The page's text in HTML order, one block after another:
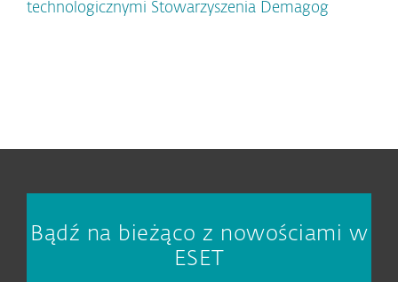
technologicznymi Stowarzyszenia Demagog